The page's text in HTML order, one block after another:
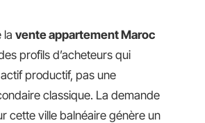
la vente appartement Maroc
profils d’acheteurs qui
productif, pas une
classique. La demande
cette ville balnéaire génère un